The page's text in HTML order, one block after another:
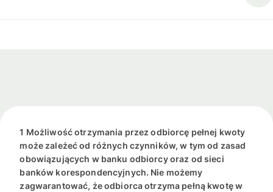
1 Możliwość otrzymania przez odbiorcę pełnej kwoty
może zależeć od różnych czynników, w tym od zasad
obowiązujących w banku odbiorcy oraz od sieci
banków korespondencyjnych. Nie możemy
zagwarantować, że odbiorca otrzyma pełną kwotę w